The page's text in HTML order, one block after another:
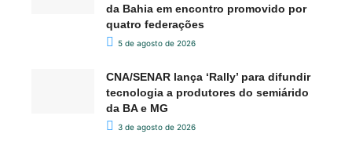
da Bahia em encontro promovido por
quatro federações
5 de agosto de 2026
CNA/SENAR lança ‘Rally’ para difundir
tecnologia a produtores do semiárido
da BA e MG
3 de agosto de 2026